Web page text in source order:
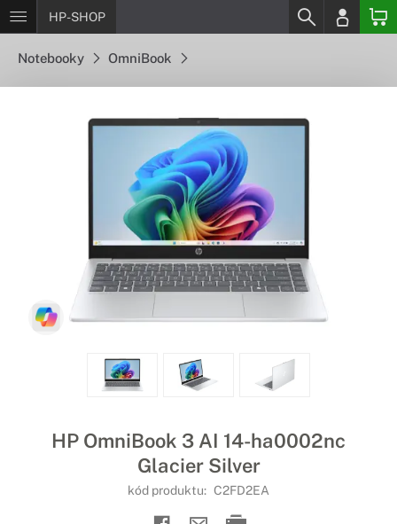
HP-SHOP
Notebooky OmniBook
HP OmniBook 3 AI 14-ha0002nc
Glacier Silver
kód produktu: C2FD2EA